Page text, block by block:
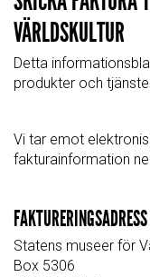
VÄRLDSKULTUR
Detta
produkter och
Vi tar emot
fakturainformation
FAKTURERINGSADRESS
Statens museer för
Box 5306